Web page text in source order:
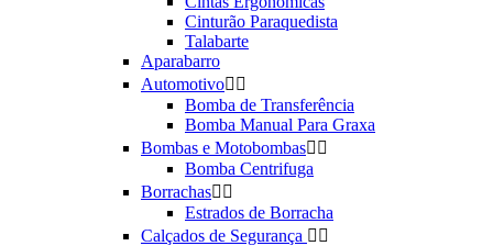
Cinturão Paraquedista
Talabarte
Aparabarro
Automotivo 
Bomba de Transferência
Bomba Manual Para Graxa
Bombas e Motobombas 
Bomba Centrifuga
Borrachas 
Estrados de Borracha
Calçados de Segurança  